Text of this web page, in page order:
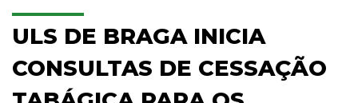
ULS DE BRAGA INICIA
CONSULTAS DE CESSAÇÃO